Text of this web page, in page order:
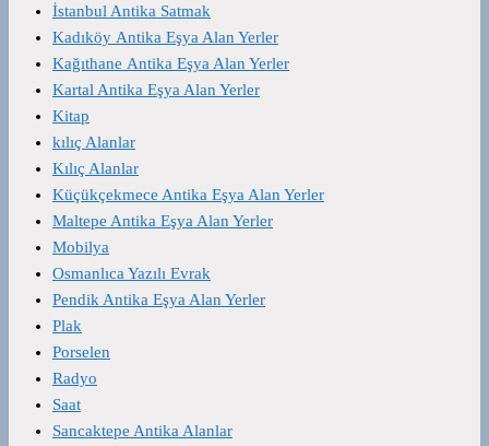
İstanbul Antika Satmak
Kadıköy Antika Eşya Alan Yerler
Kağıthane Antika Eşya Alan Yerler
Kartal Antika Eşya Alan Yerler
Kitap
kılıç Alanlar
Kılıç Alanlar
Küçükçekmece Antika Eşya Alan Yerler
Maltepe Antika Eşya Alan Yerler
Mobilya
Osmanlıca Yazılı Evrak
Pendik Antika Eşya Alan Yerler
Plak
Porselen
Radyo
Saat
Sancaktepe Antika Alanlar